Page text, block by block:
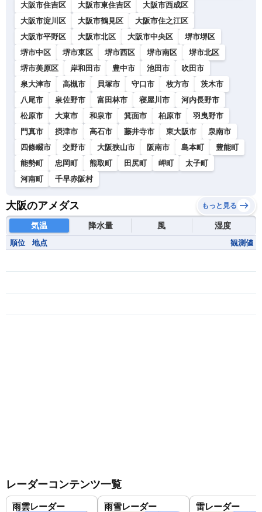
大阪市住吉区
大阪市東住吉区
大阪市西成区
大阪市淀川区
大阪市鶴見区
大阪市住之江区
大阪市平野区
大阪市北区 大阪市中央区
堺市堺区
堺市中区
堺市東区 堺市西区 堺市南区
堺市北区
堺市美原区
岸和田市 豊中市 池田市
吹田市
泉大津市
高槻市 貝塚市 守口市 枚方市
茨木市
八尾市
泉佐野市 富田林市 寝屋川市
河内長野市
松原市
大東市 和泉市 箕面市 柏原市
羽曳野市
門真市
摂津市 高石市 藤井寺市 東大阪市
泉南市
四條畷市
交野市 大阪狭山市 阪南市 島本町
豊能町
能勢町
忠岡町 熊取町 田尻町 岬町
太子町
河南町
千早赤阪村
大阪のアメダス もっと見る
気温 降水量 風 湿度
順位 地点 観測値
レーダーコンテンツ一覧
雨雲レーダー 雨雪レーダー 雷レーダー